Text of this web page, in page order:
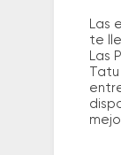
Las
te
Las